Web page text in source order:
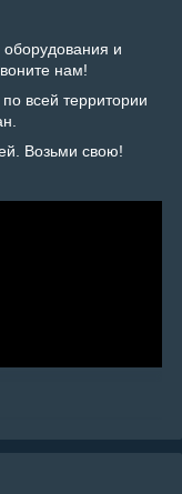
и
нам!
всей территории
Возьми свою!